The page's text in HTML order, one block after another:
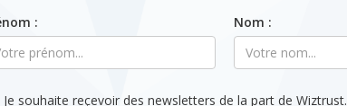
: Nom :
Je souhaite reçevoir des newsletters de la part de Wiztrust.